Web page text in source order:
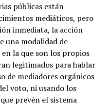
públicas están
mediáticos, pero
inmediata, la acción
una modalidad de
la que son los propios
legitimados para hablar
de mediadores orgánicos
voto, ni usando los
prevén el sistema